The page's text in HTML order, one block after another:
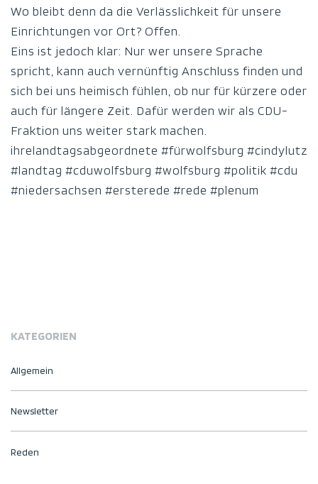
Wo bleibt denn da die Verlässlichkeit für unsere
Einrichtungen vor Ort? Offen.
Eins ist jedoch klar: Nur wer unsere Sprache
spricht, kann auch vernünftig Anschluss finden und
sich bei uns heimisch fühlen, ob nur für kürzere oder
auch für längere Zeit. Dafür werden wir als CDU-
Fraktion uns weiter stark machen.
ihrelandtagsabgeordnete #fürwolfsburg #cindylutz
#landtag #cduwolfsburg #wolfsburg #politik #cdu
#niedersachsen #ersterede #rede #plenum
KATEGORIEN
Allgemein
Newsletter
Reden